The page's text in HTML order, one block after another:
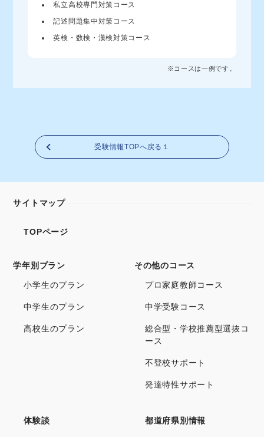
私立高校専門対策コース
記述問題集中対策コース
英検・数検・漢検対策コース
※コースは一例です。
受験情報TOPへ戻る１
サイトマップ
TOPページ
学年別プラン
小学生のプラン
中学生のプラン
高校生のプラン
その他のコース
プロ家庭教師コース
中学受験コース
総合型・学校推薦型選抜コ
ース
不登校サポート
発達特性サポート
体験談 都道府県別情報